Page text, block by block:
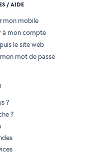
/ AIDE
mon mobile
à mon compte
le site web
mot de passe
?
?